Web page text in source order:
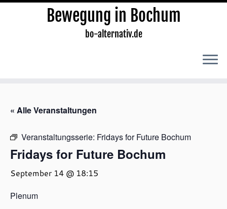
springen
Bewegung in Bochum
bo-alternativ.de
« Alle Veranstaltungen
Veranstaltungsserie: Fridays for Future Bochum
Fridays for Future Bochum
September 14 @ 18:15
Plenum